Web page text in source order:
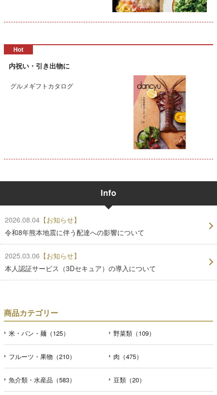
内祝い・引き出物に
グルメギフトカタログ
2026.08.04 【お知らせ】
令和8年熊本地震に伴う配達への影響について
2025.03.06 【お知らせ】
本人認証サービス（3Dセキュア）の導入について
商品カテゴリー
米・パン・麺（125） 野菜類（109）
フルーツ・果物（210） 肉（475）
魚介類・水産品（583） 豆類（20）